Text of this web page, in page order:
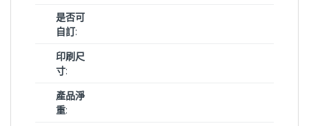
是否可
自訂:
印刷尺
寸:
產品淨
重: